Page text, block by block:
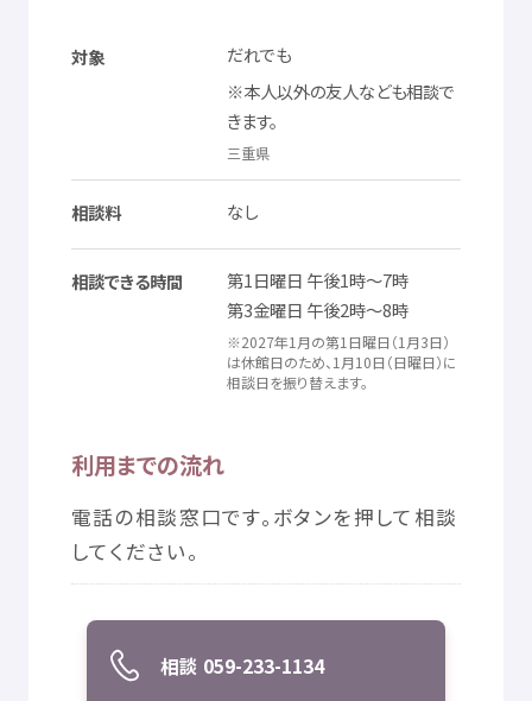
対象
だれでも
※本人以外の友人なども相談で
きます。
三重県
相談料 なし
相談できる時間 第1日曜日 午後1時～7時
第3金曜日 午後2時～8時
※2027年1 月の第1 日曜日（1 月3日）
は休館日のため、1 月10日（日曜日）に
相談日を振り替えます。
利用までの流れ
電話の相談窓口です。ボタンを押 して 相談
してください。
相談 059-233-1134